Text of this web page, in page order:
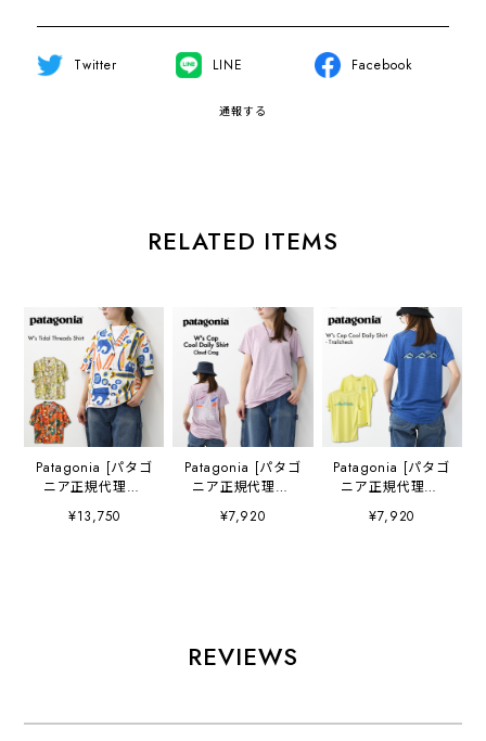
Twitter LINE Facebook
通報する
RELATED ITEMS
Patagonia [パタゴ
ニア正規代理店]
W's Tidal
Threads Shirt
¥13,750
Patagonia [パタゴ
ニア正規代理店]
W's Cap Cool
Daily Shirt -
ラウド・クラッ
グ）・半袖Tシャ
¥7,920
Patagonia [パタゴ
ニア正規代理店]
W's Cap Cool
Daily Shirt -
¥7,920
REVIEWS